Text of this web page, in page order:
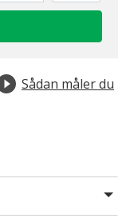
Sådan måler du